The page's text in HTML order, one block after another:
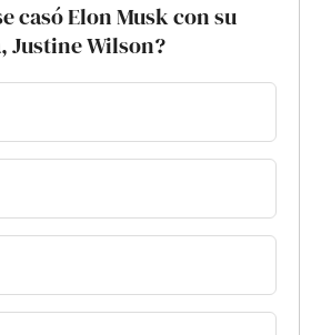
casó Elon Musk con su
Justine Wilson?